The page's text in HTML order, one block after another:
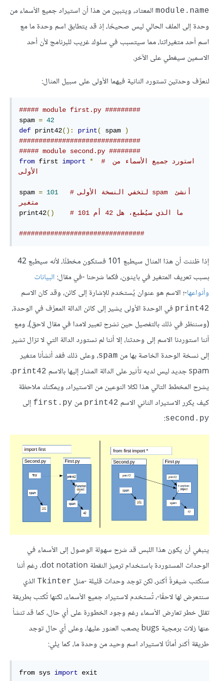
module.name المعتاد، ويتبين من هذا أن استيراد جميع الأسماء من
وحدة إلى الملف الحالي ليس صحيحًا، إذ قد يتطابق اسم وحدة ما مع
اسم أحد متغيراتنا، مما سيتسبب في سلوك غريب للبرنامج لأن أحد
الاسمين سيغطي على الآخر.
لنعرِّف وحدتين تستورد الثانية فيهما الأولى على سبيل المثال:
##### module first.py #########
spam = 42
def print42(): print( spam
)
###############################
##### module second.py ########
from first import *
# استورد جميع الأسماء من
الأولى
spam = 101
# لتخفي النسخة الأولى spam أنشئ
print42() # ما الذي سيُطبع، هل 42 أم 101
################################
إذا ظننت أن هذا المثال سيطبع 101 فستكون مخطئًا، لأنه سيطبع 42
بسبب تعريف المتغير في بايثون، فكما شرحنا -في مقال: البيانات
وأنواعها-؛ الاسم هو عنوان يُستخدم للإشارة إلى كائن، وقد كان الاسم
print42 في الوحدة الأولى يشير إلى كائن الدالة المعرَّف في الوحدة،
(وسننظر في ذلك بالتفصيل حين نشرح تعبير لامدا في مقال لاحق)، ومع
أننا استوردنا الاسم إلى وحدتنا، إلا أننا لم نستورد الدالة التي لا تزال تشير
إلى نسخة الوحدة الخاصة بها من spam، وعلى ذلك فقد أنشأنا متغير
spam جديد ليس لديه تأثير على الدالة المشار إليها بالاسم
print42
.
يشرح المخطط التالي هذا لكلا النوعين من الاستيراد، ويمكنك ملاحظة
كيف يكرر الاستيراد الثاني الاسم print42 من first.py إلى
second.py
:
ينبغي أن يكون هذا اللبس قد شرح سهولة الوصول إلى الأسماء في
الوحدات المستوردة باستخدام ترميز النقطة dot notation. رغم أننا
سنكتب شيفرةً أكثر، لكن توجد وحدات قليلة -مثل Tkinter الذي
سنتعرض لها لاحقًا-، تُستخدم لاستيراد جميع الأسماء، لكنها تُكتب بطريقة
تقلل خطر تعارض الأسماء رغم وجود الخطورة على أي حال، كما قد تنشأ
عنها زلات برمجية bugs يصعب العثور عليها، وعلى أي حال توجد
طريقة أكثر أمانًا لاستيراد اسم وحيد من وحدة ما، كما يلي:
from sys import exit